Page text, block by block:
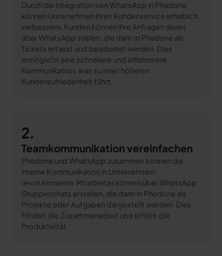
Durch die Integration von WhatsApp in Phedone
können Unternehmen ihren Kundenservice erheblich
verbessern. Kunden können ihre Anfragen direkt
über WhatsApp stellen, die dann in Phedone als
Tickets erfasst und bearbeitet werden. Dies
ermöglicht eine schnellere und effizientere
Kommunikation, was zu einer höheren
Kundenzufriedenheit führt.
2.
Teamkommunikation vereinfachen
Phedone und WhatsApp zusammen können die
interne Kommunikation in Unternehmen
revolutionieren. Mitarbeiter können über WhatsApp
Gruppenchats erstellen, die dann in Phedone als
Projekte oder Aufgaben dargestellt werden. Dies
fördert die Zusammenarbeit und erhöht die
Produktivität.